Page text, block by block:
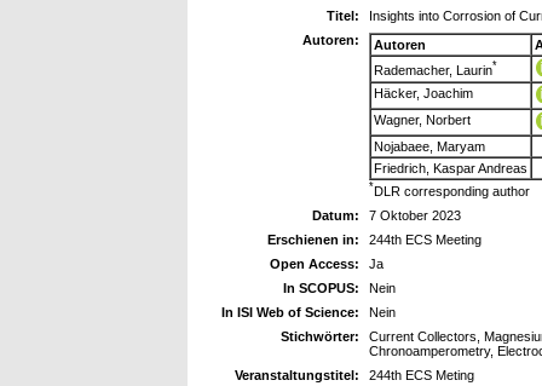
Titel:
Insights into Corrosion of
Autoren:
Autoren
Rademacher, Laurin*
Häcker, Joachim
Wagner, Norbert
Nojabaee, Maryam
Friedrich, Kaspar Andreas
*DLR corresponding author
Datum:
7 Oktober 2023
Erschienen in:
244th ECS Meeting
Open Access:
Ja
In SCOPUS:
Nein
In ISI Web of Science:
Nein
Stichwörter:
Current Collectors,
Chronoamperometry,
Veranstaltungstitel:
244th ECS Meting